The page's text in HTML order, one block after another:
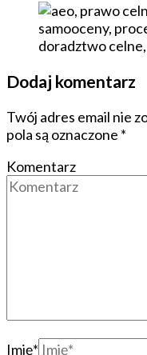
Dodaj komentarz
Twój adres email nie
pola są oznaczone *
Komentarz
Imię*